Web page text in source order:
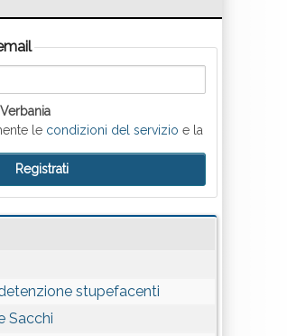
Verbania
le condizioni del servizio e la
stupefacenti
Sacchi